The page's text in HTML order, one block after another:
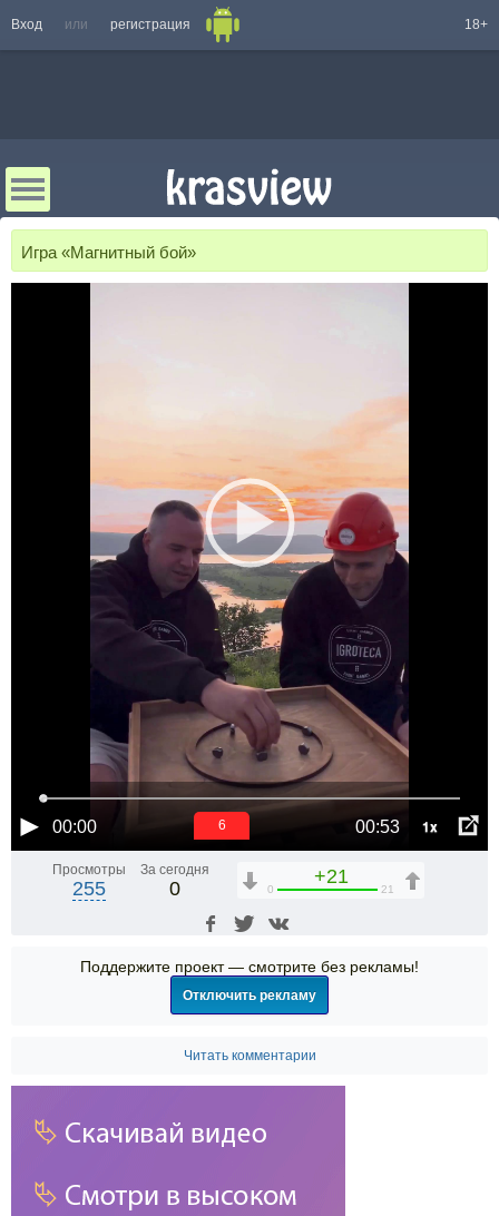
Вход или регистрация 18+
Игра «Магнитный бой»
00:00 00:53 1x
6
Просмотры
255
За сегодня
0
+21
0 21
Поддержите проект — смотрите без рекламы!
Отключить рекламу
Читать комментарии